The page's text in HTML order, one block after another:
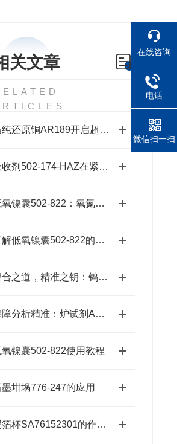
关文章
高纯还原铜AR189开启超纯金属新时代的“铜”话钥匙
吸收剂502-174-HAZ在紧急响应中的作用
低氧镍囊502-822：氧氮分析的高效助熔载体
了解低氧镍囊502-822的特性与应用
熔合之道，精准之钥：钨锡助熔剂501-008，XRF分析的伴侣
保障分析精准：炉试剂AR615的可靠性能
氧镍囊502-822使用教程
坩埚776-247的应用
锡箔杯SA76152301的作用与优势
在线咨询
电话
微信扫一扫